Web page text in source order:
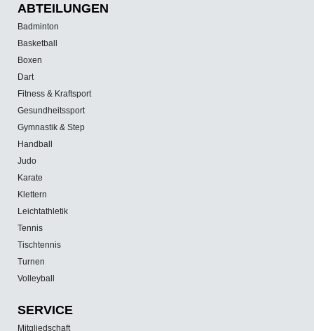
ABTEILUNGEN
Badminton
Basketball
Boxen
Dart
Fitness & Kraftsport
Gesundheitssport
Gymnastik & Step
Handball
Judo
Karate
Klettern
Leichtathletik
Tennis
Tischtennis
Turnen
Volleyball
SERVICE
Mitgliedschaft